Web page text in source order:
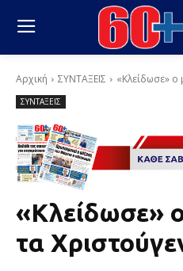
Αρχική ΣΥΝΤΑΞΕΙΣ «Κλείδωσε»
ΣΥΝΤΑΞΕΙΣ
«Κλείδωσε»
τα